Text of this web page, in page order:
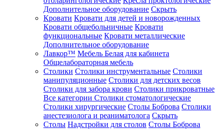
Дополнительное оборудование Скрыть
Кровати Кровати для детей и новорожденных
Кровати общебольничные Кровати
функциональные Кровати металлические
Дополнительное оборудование
Лавкор™ Мебель Белая для кабинета
Общелабораторная мебель
Столики Столики инструментальные Столики
манипуляционные Столики для детских весов
Столики для забора крови Столики прикроватные
Все категории Столики стоматологические
Столики хирургические Столы Боброва Столики
анестезиолога и реаниматолога Скрыть
Столы Надстройки для столов Столы Боброва